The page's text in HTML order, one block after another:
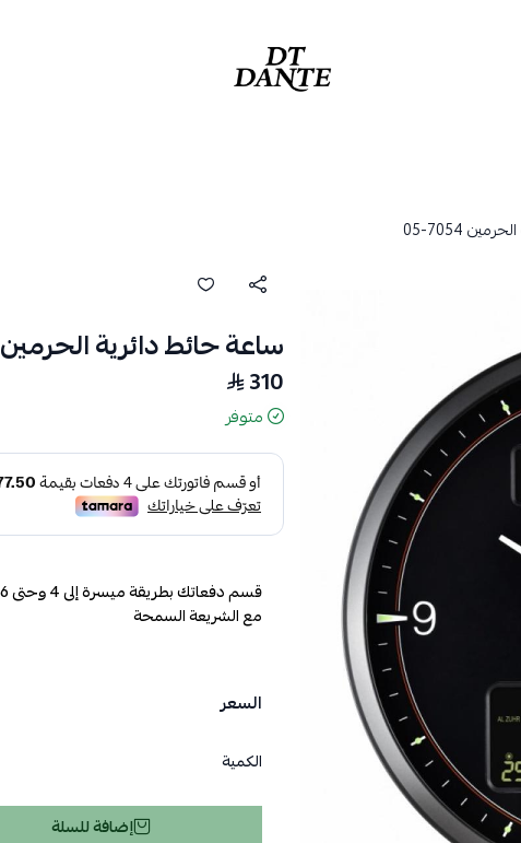
دانتي | DANTE
7054-05
ساعة حائط دائرية الحرمين 7054-05
310
متوفر
مع الشريعة السمحة
السعر
الكمية
إضافة للسلة